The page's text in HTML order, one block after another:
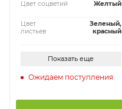
Цвет соцветий Желтый
Цвет
листьев
Зеленый,
красный
Показать еще
Ожидаем поступления